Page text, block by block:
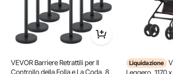
VEVOR Barriere Retrattili per Il
Controllo della Folla e La Coda, 8
Liquidazione
Leggero, 1170